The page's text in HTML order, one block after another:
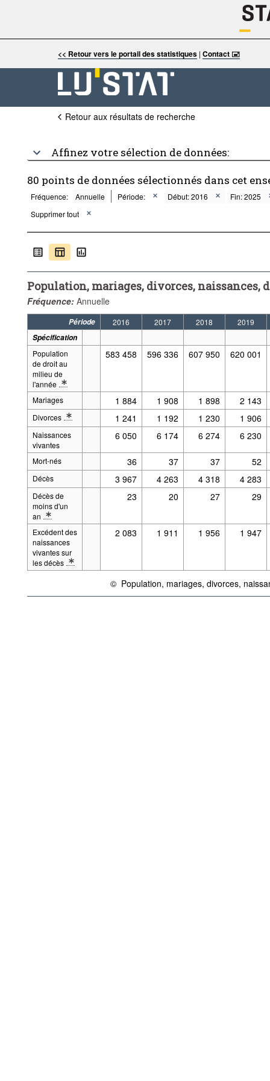
<< Retour vers le portail des statistiques |Contact 🖃
Retour aux résultats de recherche
Affinez votre sélection de données:
80 points de données sélectionnés dans cet
Fréquence: Annuelle Période: Début: 2016
Fin: 2025
Supprimer tout
Population, mariages, divorces, naissances,
Fréquence: Annuelle
Période 2016 2017 2018
2019
Spécification
Population
de droit au
milieu de
l'année
* Note spécification 2: Définitions: Population de droit (de jure)
583 458 596 336 607 950 620 001
Mariages 1 884 1 908 1 898 2 143
Divorces
* Note spécification 2: Définitions: Divorce
1 241 1 192 1 230 1 906
Naissances
vivantes
6 050 6 174 6 274 6 230
Mort-nés 36 37 37 52
Décès 3 967 4 263 4 318 4 283
Décès de
moins d'un
an
* Note spécification 2: Définitions: Décès de moins d'un an
23 20 27 29
Excédent des
naissances
vivantes sur
les décès
* Note spécification 2: Définitions: Excédent des naissances
2 083 1 911 1 956 1 947
©
{link} Conditions d'utilisation
Population, mariages, divorces,